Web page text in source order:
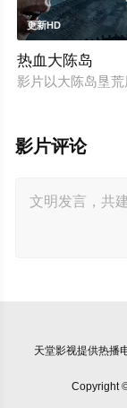
更新HD
热血大陈岛
影片以大陈岛垦
影片评论
天堂影视提供热播
Copyright